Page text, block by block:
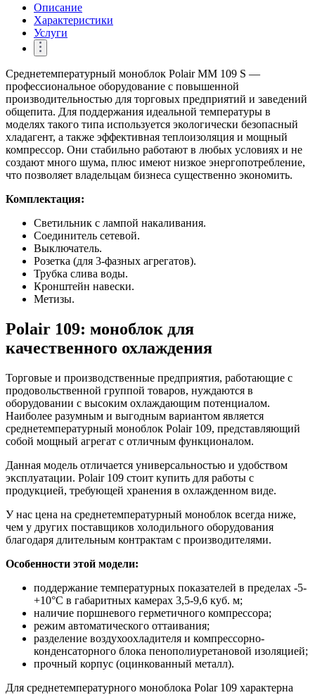
Описание
Характеристики
Услуги
Среднетемпературный моноблок Polair MM 109 S —
профессиональное оборудование с повышенной
производительностью для торговых предприятий и заведений
общепита. Для поддержания идеальной температуры в
моделях такого типа используется экологически безопасный
хладагент, а также эффективная теплоизоляция и мощный
компрессор. Они стабильно работают в любых условиях и не
создают много шума, плюс имеют низкое энергопотребление,
что позволяет владельцам бизнеса существенно экономить.
Комплектация:
Светильник с лампой накаливания.
Соединитель сетевой.
Выключатель.
Розетка (для 3-фазных агрегатов).
Трубка слива воды.
Кронштейн навески.
Метизы.
Polair 109: моноблок для
качественного охлаждения
Торговые и производственные предприятия, работающие с
продовольственной группой товаров, нуждаются в
оборудовании с высоким охлаждающим потенциалом.
Наиболее разумным и выгодным вариантом является
среднетемпературный моноблок Polair 109, представляющий
собой мощный агрегат с отличным функционалом.
Данная модель отличается универсальностью и удобством
эксплуатации. Polair 109 стоит купить для работы с
продукцией, требующей хранения в охлажденном виде.
У нас цена на среднетемпературный моноблок всегда ниже,
чем у других поставщиков холодильного оборудования
благодаря длительным контрактам с производителями.
Особенности этой модели:
поддержание температурных показателей в пределах -5-
+10°C в габаритных камерах 3,5-9,6 куб. м;
наличие поршневого герметичного компрессора;
режим автоматического оттаивания;
разделение воздухоохладителя и компрессорно-
конденсаторного блока пенополиуретановой изоляцией;
прочный корпус (оцинкованный металл).
Для среднетемпературного моноблока Polar 109 характерна